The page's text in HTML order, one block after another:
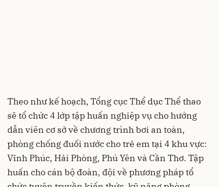
Theo như kế hoạch, Tổng cục Thể dục Thể thao
sẽ tổ chức 4 lớp tập huấn nghiệp vụ cho hướng
dẫn viên cơ sở về chương trình bơi an toàn,
phòng chống đuối nước cho trẻ em tại 4 khu vực:
Vĩnh Phúc, Hải Phòng, Phú Yên và Cần Thơ. Tập
huấn cho cán bộ đoàn, đội về phương pháp tổ